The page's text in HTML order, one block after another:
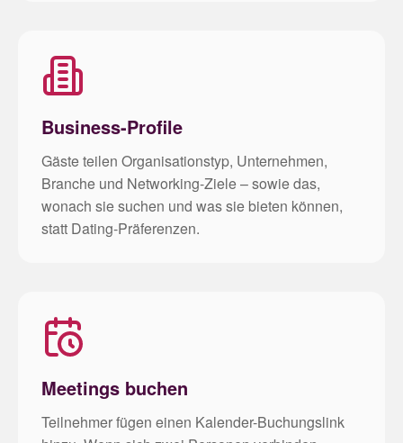
Business-Profile
Gäste teilen Organisationstyp, Unternehmen,
Branche und Networking-Ziele – sowie das,
wonach sie suchen und was sie bieten können,
statt Dating-Präferenzen.
Meetings buchen
Teilnehmer fügen einen Kalender-Buchungslink